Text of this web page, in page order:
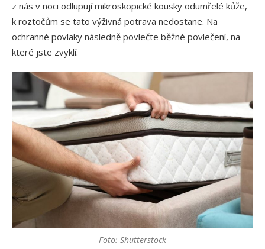
z nás v noci odlupují mikroskopické kousky odumřelé kůže,
k roztočům se tato výživná potrava nedostane. Na
ochranné povlaky následně povlečte běžné povlečení, na
které jste zvyklí.
Foto: Shutterstock